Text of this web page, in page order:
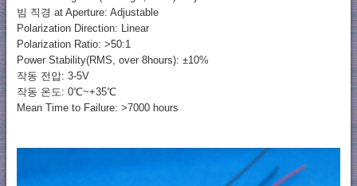
빔 직경 at Aperture: Adjustable
Polarization Direction: Linear
Polarization Ratio: >50:1
Power Stability(RMS, over 8hours): ±10%
작동 전압: 3-5V
작동 온도: 0℃~+35℃
Mean Time to Failure: >7000 hours